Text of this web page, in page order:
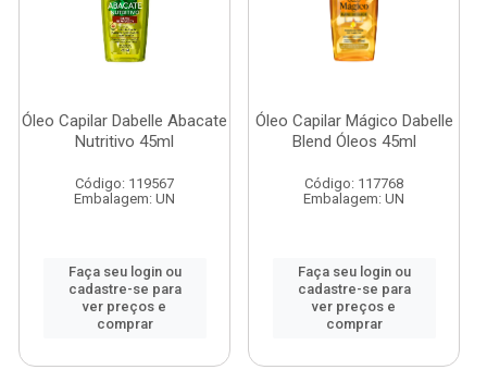
Óleo Capilar Dabelle Abacate
Nutritivo 45ml
Código: 119567
Embalagem: UN
Faça seu login ou
cadastre-se para
ver preços e
comprar
Óleo Capilar Mágico Dabelle
Blend Óleos 45ml
Código: 117768
Embalagem: UN
Faça seu login ou
cadastre-se para
ver preços e
comprar